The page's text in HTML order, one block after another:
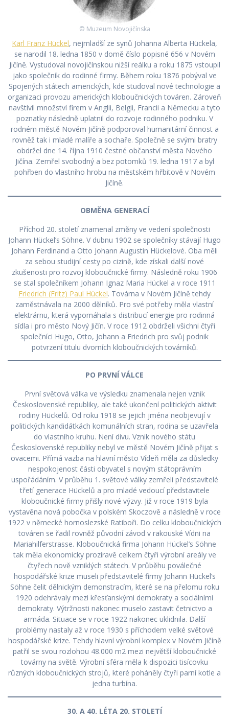
© Muzeum Novojičínska
Karl Franz Hückel, nejmladší ze synů Johanna Alberta Hückela,
se narodil 18. ledna 1850 v domě číslo popisné 656 v Novém
Jičíně. Vystudoval novojičínskou nižší reálku a roku 1875 vstoupil
jako společník do rodinné firmy. Během roku 1876 pobýval ve
Spojených státech amerických, kde studoval nové technologie a
organizaci provozu amerických kloboučnických továren. Zároveň
navštívil množství firem v Anglii, Belgii, Francii a Německu a tyto
poznatky následně uplatnil do rozvoje rodinného podniku. V
rodném městě Novém Jičíně podporoval humanitární činnost a
rovněž tak i mladé malíře a sochaře. Společně se svými bratry
obdržel dne 14. října 1910 čestné občanství města Nového
Jičína. Zemřel svobodný a bez potomků 19. ledna 1917 a byl
pohřben do vlastního hrobu na městském hřbitově v Novém
Jičíně.
OBMĚNA GENERACÍ
Příchod 20. století znamenal změny ve vedení společnosti
Johann Hückel’s Söhne. V dubnu 1902 se společníky stávají Hugo
Johann Ferdinand a Otto Johann Augustin Hückelové. Oba měli
za sebou studijní cesty po cizině, kde získali další nové
zkušenosti pro rozvoj kloboučnické firmy. Následně roku 1906
se stal společníkem Johann Ignaz Maria Hückel a v roce 1911
Friedrich (Fritz) Paul Hückel. Továrna v Novém Jičíně tehdy
zaměstnávala na 2000 dělníků. Pro své potřeby měla vlastní
elektrárnu, která vypomáhala s distribucí energie pro rodinná
sídla i pro město Nový Jičín. V roce 1912 obdrželi všichni čtyři
společníci Hugo, Otto, Johann a Friedrich pro svůj podnik
potvrzení titulu dvorních kloboučnických továrníků.
PO PRVNÍ VÁLCE
První světová válka ve výsledku znamenala nejen vznik
Československé republiky, ale také ukončení politických aktivit
rodiny Hückelů. Od roku 1918 se jejich jména neobjevují v
politických kandidátkách komunálních stran, rodina se uzavřela
do vlastního kruhu. Není divu. Vznik nového státu
Československé republiky nebyl ve městě Novém Jičíně přijat s
ovacemi. Přímá vazba na hlavní město Vídeň měla za důsledky
nespokojenost části obyvatel s novým státoprávním
uspořádáním. V průběhu 1. světové války zemřeli představitelé
třetí generace Hückelů a pro mladé vedoucí představitele
kloboučnické firmy přišly nové výzvy. Již v roce 1919 byla
vystavěna nová pobočka v polském Skoczově a následně v roce
1922 v německé hornoslezské Ratiboři. Do celku kloboučnických
továren se řadil rovněž původní závod v rakouské Vídni na
Mariahilferstrasse. Kloboučnická firma Johann Hückel’s Söhne
tak měla ekonomicky prozíravě celkem čtyři výrobní areály ve
čtyřech nově vzniklých státech. V průběhu poválečné
hospodářské krize museli představitelé firmy Johann Hückel’s
Söhne čelit dělnickým demonstracím, které se na přelomu roku
1920 odehrávaly mezi křesťanskými demokraty a sociálními
demokraty. Výtržnosti nakonec muselo zastavit četnictvo a
armáda. Situace se v roce 1922 nakonec uklidnila. Další
problémy nastaly až v roce 1930 s příchodem velké světové
hospodářské krize. Tehdy hlavní výrobní komplex v Novém Jičíně
patřil se svou rozlohou 48.000 m2 mezi největší kloboučnické
továrny na světě. Výrobní sféra měla k dispozici tisícovku
různých kloboučnických strojů, které poháněly čtyři parní kotle a
jedna turbína.
30. A 40. LÉTA 20. STOLETÍ